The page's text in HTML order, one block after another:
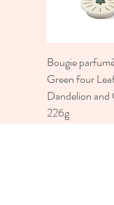
Bougie
Green four
Dandelion and
226g